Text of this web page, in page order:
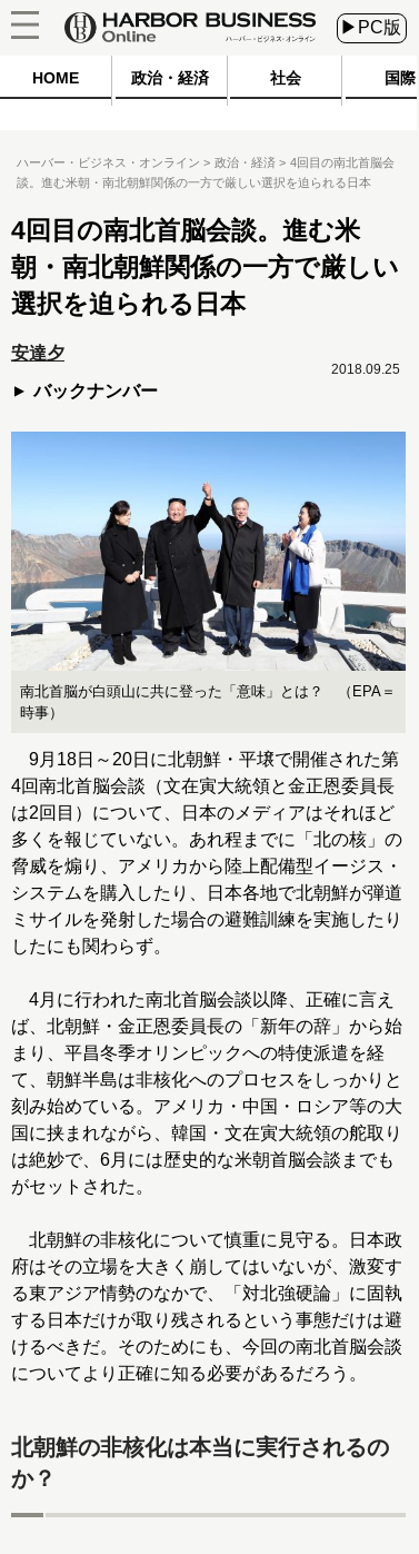
▶PC版
HOME 政治・経済 社会 国際
ハーバー・ビジネス・オンライン 政治・経済
4回目の南北首脳会
談。進む米朝・南北朝鮮関係の一方で厳しい選択を迫られる日本
4回目の南北首脳会談。進む米
朝・南北朝鮮関係の一方で厳しい
選択を迫られる日本
安達夕
バックナンバー
2018.09.25
南北首脳が白頭山に共に登った「意味」とは？ （EPA＝
時事）
9月18日～20日に北朝鮮・平壌で開催された第
4回南北首脳会談（文在寅大統領と金正恩委員長
は2回目）について、日本のメディアはそれほど
多くを報じていない。あれ程までに「北の核」の
脅威を煽り、アメリカから陸上配備型イージス・
システムを購入したり、日本各地で北朝鮮が弾道
ミサイルを発射した場合の避難訓練を実施したり
したにも関わらず。
4月に行われた南北首脳会談以降、正確に言え
ば、北朝鮮・金正恩委員長の「新年の辞」から始
まり、平昌冬季オリンピックへの特使派遣を経
て、朝鮮半島は非核化へのプロセスをしっかりと
刻み始めている。アメリカ・中国・ロシア等の大
国に挟まれながら、韓国・文在寅大統領の舵取り
は絶妙で、6月には歴史的な米朝首脳会談までも
がセットされた。
北朝鮮の非核化について慎重に見守る。日本政
府はその立場を大きく崩してはいないが、激変す
る東アジア情勢のなかで、「対北強硬論」に固執
する日本だけが取り残されるという事態だけは避
けるべきだ。そのためにも、今回の南北首脳会談
についてより正確に知る必要があるだろう。
北朝鮮の非核化は本当に実行されるの
か？